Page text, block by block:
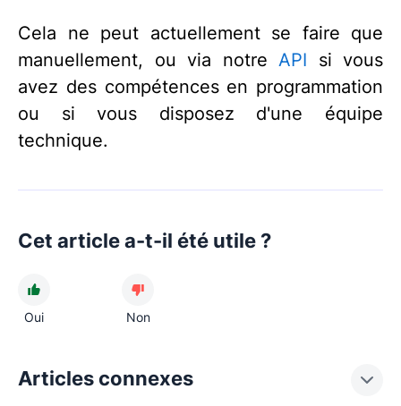
Cela ne peut actuellement se faire que
manuellement, ou via notre API si vous
avez des compétences en programmation
ou si vous disposez d'une équipe
technique.
Cet article a-t-il été utile ?
Oui Non
Articles connexes